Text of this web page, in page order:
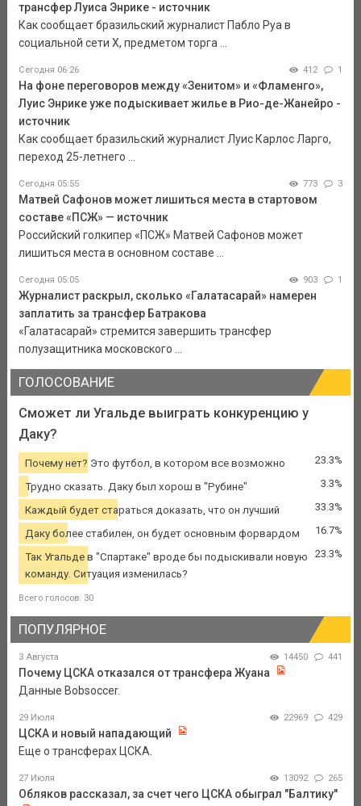
трансфер Луиса Энрике - источник
Как сообщает бразильский журналист Пабло Руа в
социальной сети Х, предметом торга ...
Сегодня 06:26 412 1
На фоне переговоров между «Зенитом» и «Фламенго»,
Луис Энрике уже подыскивает жилье в Рио-де-Жанейро -
источник
Как сообщает бразильский журналист Луис Карлос Ларго,
переход 25-летнего ...
Сегодня 05:55 773 3
Матвей Сафонов может лишиться места в стартовом
составе «ПСЖ» — источник
Российский голкипер «ПСЖ» Матвей Сафонов может
лишиться места в основном составе ...
Сегодня 05:05 903 1
Журналист раскрыл, сколько «Галатасарай» намерен
заплатить за трансфер Батракова
«Галатасарай» стремится завершить трансфер
полузащитника московского ...
ГОЛОСОВАНИЕ
Сможет ли Угальде выиграть конкуренцию у
Даку?
Почему нет? Это футбол, в котором все возможно 23.3%
Трудно сказать. Даку был хорош в "Рубине" 3.3%
Каждый будет стараться доказать, что он лучший 33.3%
Даку более стабилен, он будет основным форвардом 16.7%
Так Угальде в "Спартаке" вроде бы подыскивали новую
команду. Ситуация изменилась?
23.3%
Всего голосов: 30
ПОПУЛЯРНОЕ
3 Августа 14450 441
Почему ЦСКА отказался от трансфера Жуана
Данные Bobsoccer.
29 Июля 22969 429
ЦСКА и новый нападающий
Еще о трансферах ЦСКА.
27 Июля 13092 265
Обляков рассказал, за счет чего ЦСКА обыграл "Балтику"